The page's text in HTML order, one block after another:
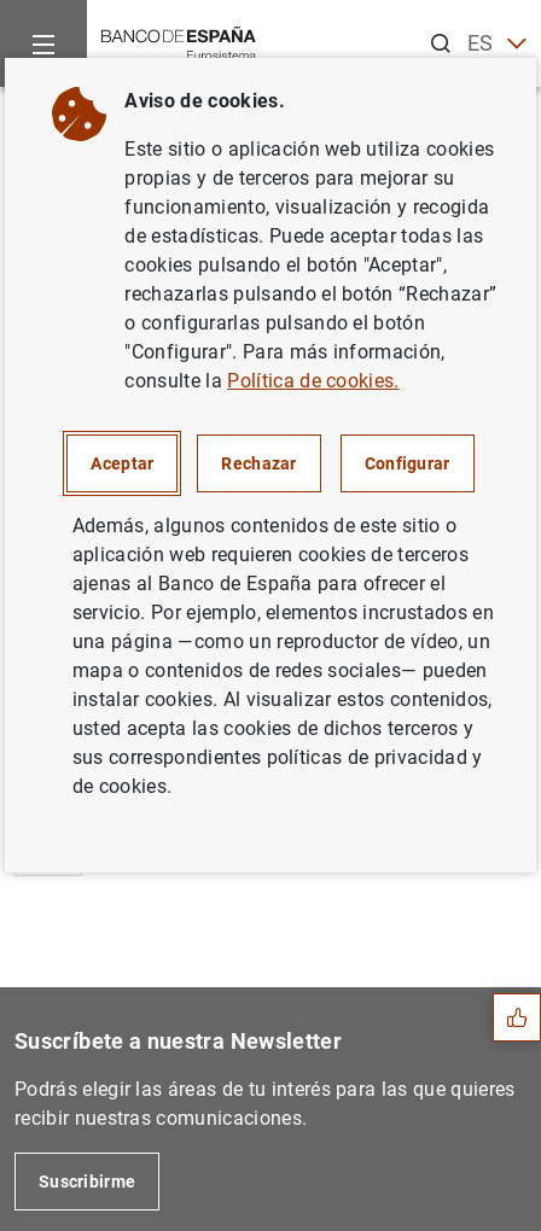
ESEN
Inicio Noticias y eventos
Volver
Estado financiero consolidado
del Eurosistema a 8 de marzo
de 2013
POLÍTICA MONETARIA
ESPAÑA SITUACIÓN ECONÓMICA
Estado financiero consolidado del
Eurosistema a 8 de marzo de 2013 (101
Siguiente
Estadísticas de los tipos d...
Sugerencias
Suscríbete a nuestra Newsletter
Podrás elegir las áreas de tu interés para las que quieres
recibir nuestras comunicaciones.
Suscribirme
Aviso de cookies.
Este sitio o aplicación web utiliza cookies
propias y de terceros para mejorar su
funcionamiento, visualización y recogida
de estadísticas. Puede aceptar todas las
cookies pulsando el botón "Aceptar",
rechazarlas pulsando el botón “Rechazar”
o configurarlas pulsando el botón
"Configurar". Para más información,
consulte la Política de cookies.
Aceptar Rechazar Configurar
Además, algunos contenidos de este sitio o
aplicación web requieren cookies de terceros
ajenas al Banco de España para ofrecer el
servicio. Por ejemplo, elementos incrustados en
una página —como un reproductor de vídeo, un
mapa o contenidos de redes sociales— pueden
instalar cookies. Al visualizar estos contenidos,
usted acepta las cookies de dichos terceros y
sus correspondientes políticas de privacidad y
de cookies.